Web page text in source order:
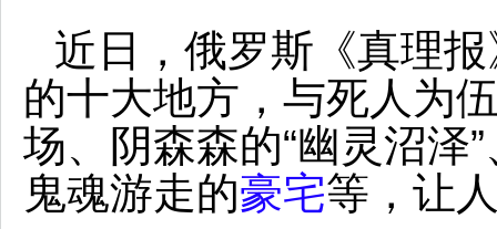
近日，俄罗斯《真理
的十大地方，与死人为
场、阴森森的“幽灵沼泽
鬼魂游走的豪宅等，让